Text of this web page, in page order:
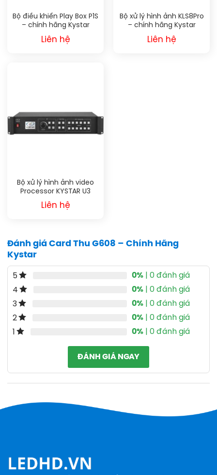
Bộ điều khiển Play Box P1S
– chính hãng Kystar
Liên hệ
Bộ xử lý hình ảnh KLS8Pro
– chính hãng Kystar
Liên hệ
Bộ xử lý hình ảnh video
Processor KYSTAR U3
Liên hệ
Đánh giá Card Thu G608 – Chính Hãng
Kystar
5 0% | 0 đánh giá
4
0% | 0 đánh giá
3
0% | 0 đánh giá
2
0% | 0 đánh giá
1
0% | 0 đánh giá
ĐÁNH GIÁ NGAY